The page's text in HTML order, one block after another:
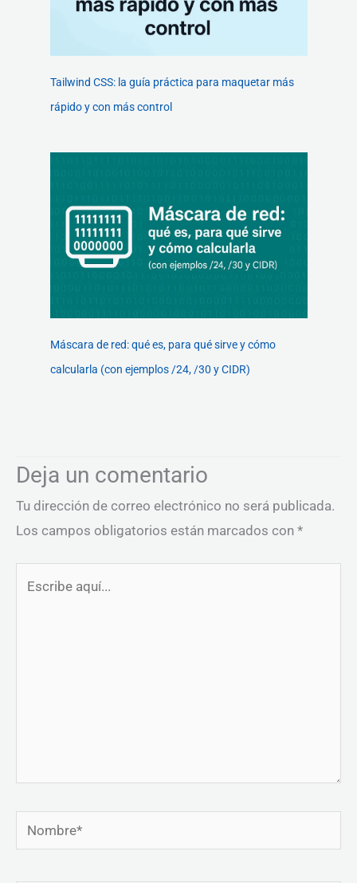
Tailwind CSS: la guía práctica para maquetar más
rápido y con más control
Máscara de red: qué es, para qué sirve y cómo
calcularla (con ejemplos /24, /30 y CIDR)
Deja un comentario
Tu dirección de correo electrónico no será publicada.
Los campos obligatorios están marcados con *
Nombre*